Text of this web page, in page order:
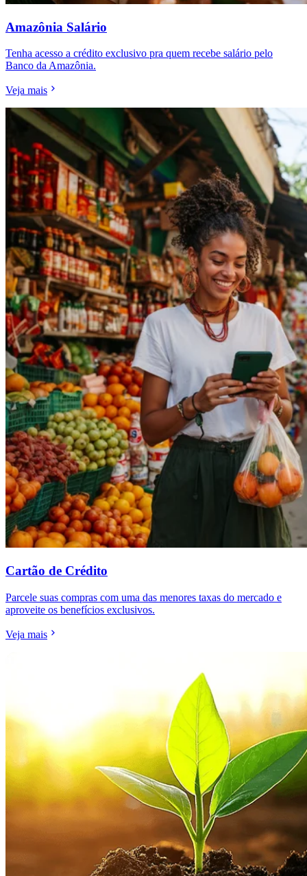
Amazônia Salário
Tenha acesso a crédito exclusivo pra quem recebe salário pelo
Banco da Amazônia.
Veja mais
Cartão de Crédito
Parcele suas compras com uma das menores taxas do mercado e
aproveite os benefícios exclusivos.
Veja mais